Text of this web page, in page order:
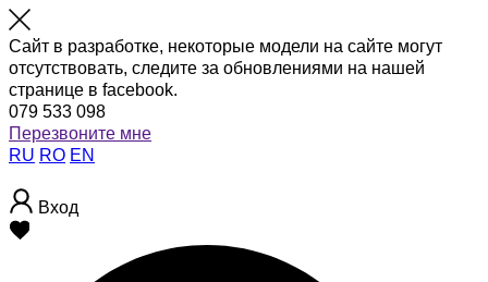
Сайт в разработке, некоторые модели на сайте могут
отсутствовать, следите за обновлениями на нашей
странице в facebook.
079 533 098
Перезвоните мне
RU RO EN
Вход